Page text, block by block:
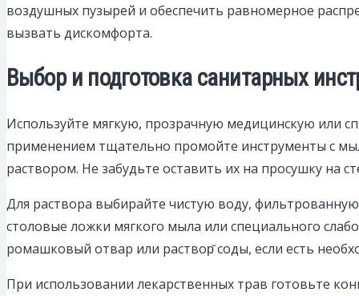
воздушных пузырей и обеспечить равномерное
вызвать дискомфорта.
Выбор и подготовка санитарных
Используйте мягкую, прозрачную медицинскую или
применением тщательно промойте инструменты с
раствором. Не забудьте оставить их на просушку на
Для раствора выбирайте чистую воду,
столовые ложки мягкого мыла или специального
ромашковый отвар или раствор̆ соды, если есть
При использовании лекарственных трав готовьте